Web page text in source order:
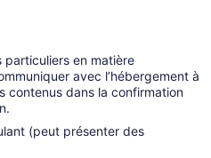
particuliers en matière
avec l’hébergement à
contenus dans la confirmation
(peut présenter des